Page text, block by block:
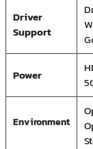
Driver
Support
Power
Environment